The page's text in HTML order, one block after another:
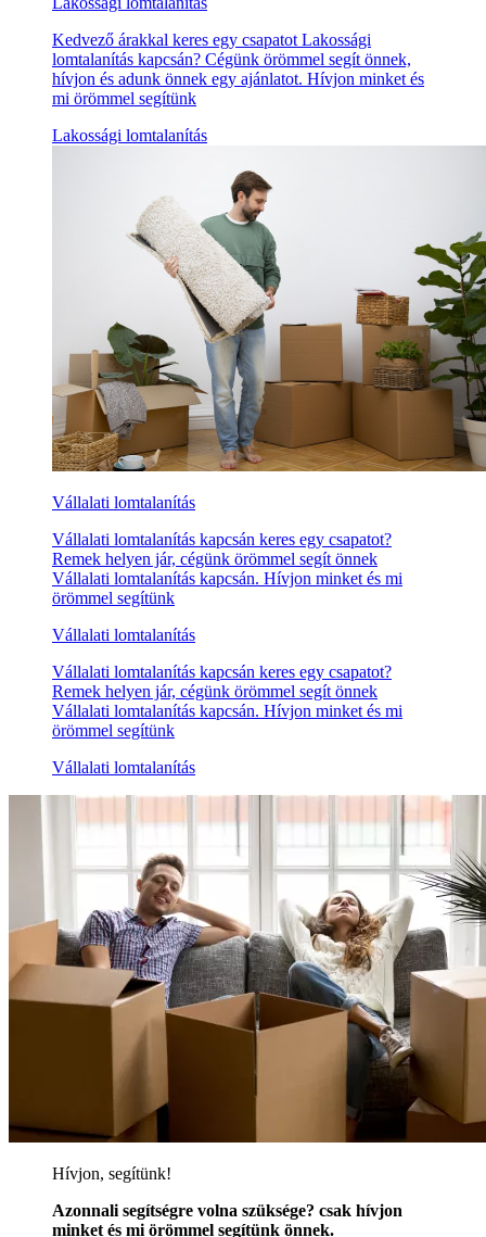
Kedvező árakkal keres egy csapatot Lakossági
lomtalanítás kapcsán? Cégünk örömmel segít önnek,
hívjon és adunk önnek egy ajánlatot. Hívjon minket és
mi örömmel segítünk
Lakossági lomtalanítás
Vállalati lomtalanítás
Vállalati lomtalanítás kapcsán keres egy csapatot?
Remek helyen jár, cégünk örömmel segít önnek
Vállalati lomtalanítás kapcsán. Hívjon minket és mi
örömmel segítünk
Vállalati lomtalanítás
Vállalati lomtalanítás kapcsán keres egy csapatot?
Remek helyen jár, cégünk örömmel segít önnek
Vállalati lomtalanítás kapcsán. Hívjon minket és mi
örömmel segítünk
Vállalati lomtalanítás
Hívjon, segítünk!
Azonnali segítségre volna szüksége? csak hívjon
minket és mi örömmel segítünk önnek.